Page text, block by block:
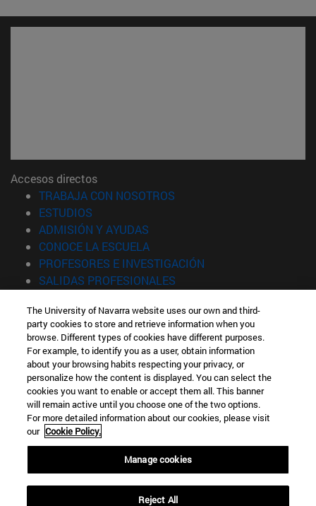
Accesos directos
TRABAJA CON NOSOTROS
ESTUDIOS
ADMISIÓN Y AYUDAS
CONOCE LA ESCUELA(abre en nueva ventana)
PROFESORES E INVESTIGACIÓN
SALIDAS PROFESIONALES
Información
TFNO +34 943 21 98 77
¿QUÉ GRADO TE INTERESA?
¿QUÉ MÁSTER TE INTERESA?
© Universidad de Navarra
Información legal
Accesibilidad
Configuración de cookies
Localizador de campus
The University of Navarra website uses our own and third-
party cookies to store and retrieve information when you
browse. Different types of cookies have different purposes.
For example, to identify you as a user, obtain information
about your browsing habits respecting your privacy, or
personalize how the content is displayed. You can select the
cookies you want to enable or accept them all. This banner
will remain active until you choose one of the two options.
For more detailed information about our cookies, please visit
our Cookie Policy.
Manage cookies
Reject All